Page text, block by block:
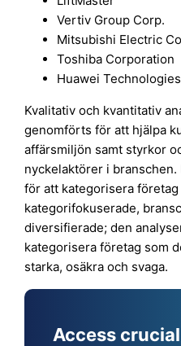
Vertiv Group Corp.
Mitsubishi Electric
Toshiba Corporation
Huawei
Kvalitativ och kvantitativ
genomförts för att hjälpa
affärsmiljön samt styrkor
nyckelaktörer i
för att kategorisera
kategorifokuserade,
diversifierade; den
kategorisera företag som
starka, osäkra och svaga.
Access